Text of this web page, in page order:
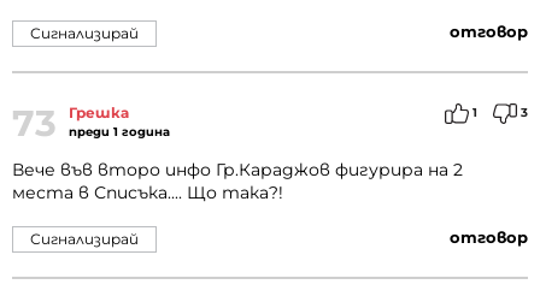
отговор
Сигнализирай
73 Грешка
преди 1 година
1 3
Вече във второ инфо Гр.Караджов фигурира на 2
места в Списъка.... Що така?!
отговор
Сигнализирай